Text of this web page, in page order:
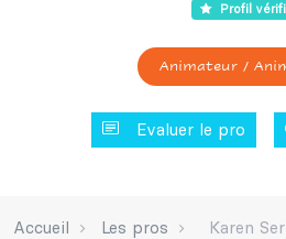
Profil
Animateur /
Evaluer le pro
Accueil Les pros Karen